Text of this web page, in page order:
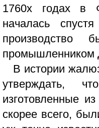
1760х годах в
началась
производство
промышленником
В истории
утверждать,
изготовленные
скорее всего,